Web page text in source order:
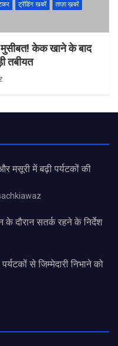
ट्रेंडिंग खबरें
ताज़ा ख़बरें
मुसीबत! केक खाने के बाद
तबीयत
मसूरी में बढ़ी पर्यटकों की
के दौरान सतर्क रहने के निर्देश
से जिम्मेदारी निभाने को